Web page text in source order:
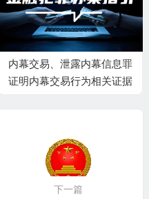
内幕交易、泄露内幕信息罪
证明内幕交易行为相关证据
下一篇